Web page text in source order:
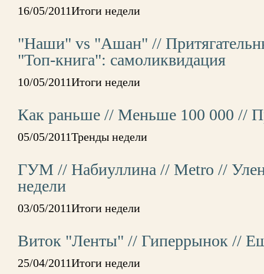
16/05/2011Итоги недели
"Наши" vs "Ашан" //
"Топ-книга": самоликвидация
10/05/2011Итоги недели
Как раньше // Меньше 100 000 //
05/05/2011Тренды недели
ГУМ // Набиуллина // Metro //
недели
03/05/2011Итоги недели
Виток "Ленты" // Гиперрынок //
25/04/2011Итоги недели